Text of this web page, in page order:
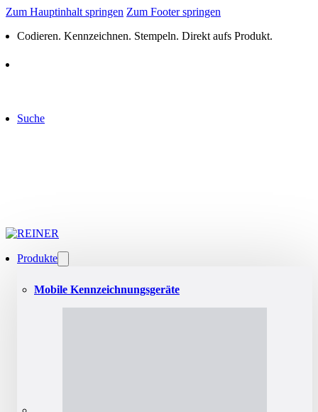
Zum Hauptinhalt springen Zum Footer springen
Codieren. Kennzeichnen. Stempeln. Direkt aufs Produkt.
Suche
Produkte
Mobile Kennzeichnungsgeräte